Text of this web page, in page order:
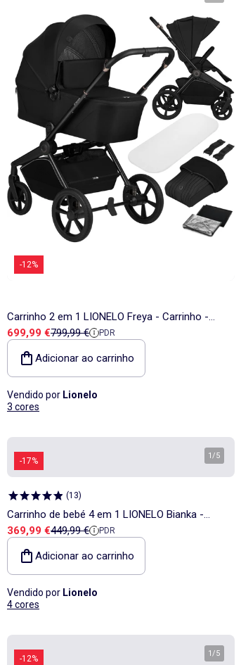
-12%
Carrinho 2 em 1 LIONELO Freya - Carrinho -
Alcofa - Acessórios - Alcofa dobrável com a
estrutura
Preço de venda
699,99 €Preço de referência
799,99 € PDR
Adicionar ao carrinho
Vendido por Lionelo
3 cores
-17%
1/5
(13)
Carrinho de bebé 4 em 1 LIONELO Bianka -
Carrinho de bebé + Alcofa + Cadeira auto +
Base ISOFIX
Preço de venda
369,99 €Preço de referência
449,99 € PDR
Adicionar ao carrinho
Vendido por Lionelo
4 cores
-12%
1/5